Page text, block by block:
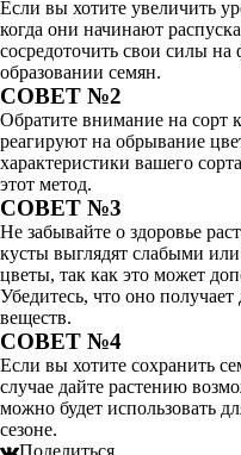
Если вы хотите увеличить
когда они начинают
сосредоточить свои силы
образовании семян.
СОВЕТ №2
Обратите внимание на сорт
реагируют на обрывание
характеристики вашего
этот метод.
СОВЕТ №3
Не забывайте о здоровье
кусты выглядят слабыми
цветы, так как это может
Убедитесь, что оно
веществ.
СОВЕТ №4
Если вы хотите сохранить
случае дайте растению
можно будет использовать
сезоне.
Поделиться